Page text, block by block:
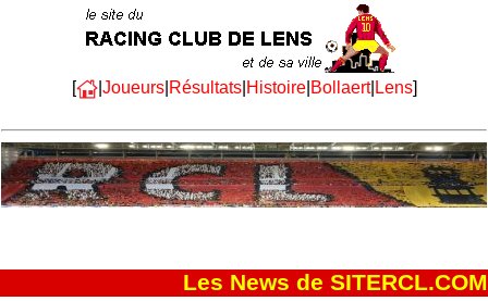
[ | Joueurs| Résultats| Histoire| Bollaert| Lens]
Les News de SITERCL.COM